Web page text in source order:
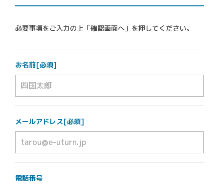
必要事項をご入力の上「確認画面へ」を押してください。
お名前[必須]
メールアドレス[必須]
電話番号